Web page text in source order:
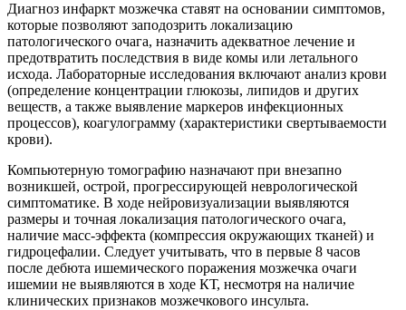
Диагноз инфаркт мозжечка ставят на основании симптомов,
которые позволяют заподозрить локализацию
патологического очага, назначить адекватное лечение и
предотвратить последствия в виде комы или летального
исхода. Лабораторные исследования включают анализ крови
(определение концентрации глюкозы, липидов и других
веществ, а также выявление маркеров инфекционных
процессов), коагулограмму (характеристики свертываемости
крови).
Компьютерную томографию назначают при внезапно
возникшей, острой, прогрессирующей неврологической
симптоматике. В ходе нейровизуализации выявляются
размеры и точная локализация патологического очага,
наличие масс-эффекта (компрессия окружающих тканей) и
гидроцефалии. Следует учитывать, что в первые 8 часов
после дебюта ишемического поражения мозжечка очаги
ишемии не выявляются в ходе КТ, несмотря на наличие
клинических признаков мозжечкового инсульта.